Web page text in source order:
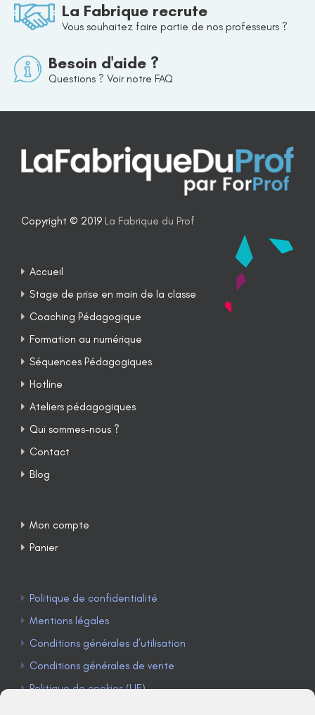
La Fabrique recrute
Vous souhaitez faire partie de nos professeurs ?
Besoin d'aide ?
Questions ? Voir notre FAQ
Copyright © 2019 La Fabrique du Prof
Accueil
Stage de prise en main de la classe
Coaching Pédagogique
Formation au numérique
Séquences Pédagogiques
Hotline
Ateliers pédagogiques
Qui sommes-nous ?
Contact
Blog
Mon compte
Panier
Politique de confidentialité
Mentions légales
Conditions générales d’utilisation
Conditions générales de vente
Politique de cookies (UE)